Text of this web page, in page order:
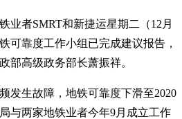
业者SMRT和新捷运星期二（12月
可靠度工作小组已完成建议报告，
部高级政务部长萧振祥。
发生故障，地铁可靠度下滑至2020
与两家地铁业者今年9月成立工作